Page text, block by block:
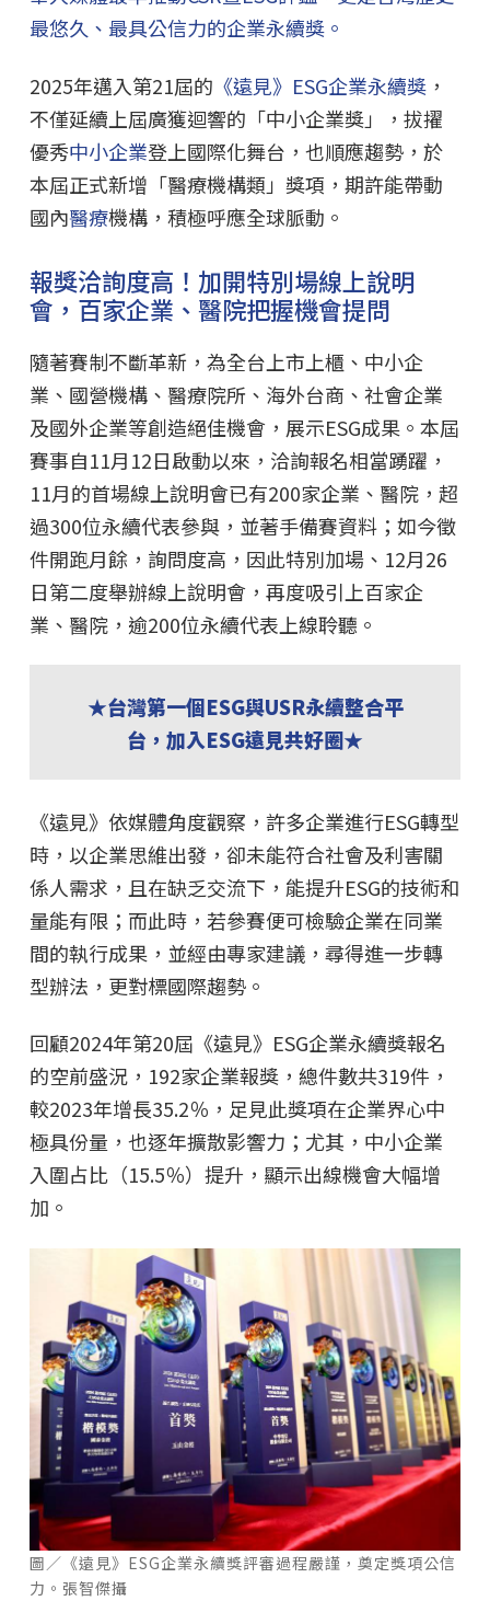
最悠久、最具公信力的企業永續獎。
2025年邁入第21屆的 《遠見》ESG企業永續獎，
不僅延續上屆廣獲迴響的「中小企業獎」，拔擢
優秀中小企業登上國際化舞台，也順應趨勢，於
本屆正式新增「醫療機構類」獎項，期許能帶動
國內醫療機構，積極呼應全球脈動。
報獎洽詢度高！加開特別場線上說明
會，百家企業、醫院把握機會提問
隨著賽制不斷革新，為全台上市上櫃、中小企
業、國營機構、醫療院所、海外台商、社會企業
及國外企業等創造絕佳機會，展示ESG成果。本屆
賽事自11月12日啟動以來，洽詢報名相當踴躍，
11月的首場線上說明會已有200家企業、醫院，超
過300位永續代表參與，並著手備賽資料；如今徵
件開跑月餘，詢問度高，因此特別加場、12月26
日第二度舉辦線上說明會，再度吸引上百家企
業、醫院，逾200位永續代表上線聆聽。
★台灣第一個ESG與USR永續整合平
台，加入ESG遠見共好圈★
《遠見》依媒體角度觀察，許多企業進行ESG轉型
時，以企業思維出發，卻未能符合社會及利害關
係人需求，且在缺乏交流下，能提升ESG的技術和
量能有限；而此時，若參賽便可檢驗企業在同業
間的執行成果，並經由專家建議，尋得進一步轉
型辦法，更對標國際趨勢。
回顧2024年第20屆《遠見》ESG企業永續獎報名
的空前盛況，192家企業報獎，總件數共319件，
較2023年增長35.2％，足見此獎項在企業界心中
極具份量，也逐年擴散影響力；尤其，中小企業
入圍占比（15.5％）提升，顯示出線機會大幅增
加。
圖／《遠見》ESG企業永續獎評審過程嚴謹，奠定獎項公信
力。張智傑攝